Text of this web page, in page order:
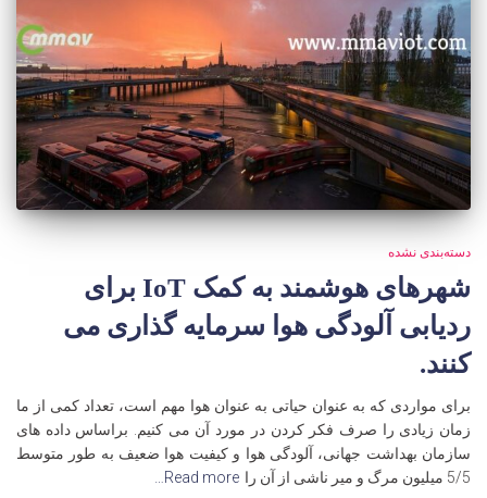
دسته‌بندی نشده
شهرهای هوشمند به کمک IoT برای
ردیابی آلودگی هوا سرمایه گذاری می
کنند.
برای مواردی که به عنوان حیاتی به عنوان هوا مهم است، تعداد کمی از ما
زمان زیادی را صرف فکر کردن در مورد آن می کنیم. براساس داده های
سازمان بهداشت جهانی، آلودگی هوا و کیفیت هوا ضعیف به طور متوسط
5/5 میلیون مرگ و میر ناشی از آن را
Read more…